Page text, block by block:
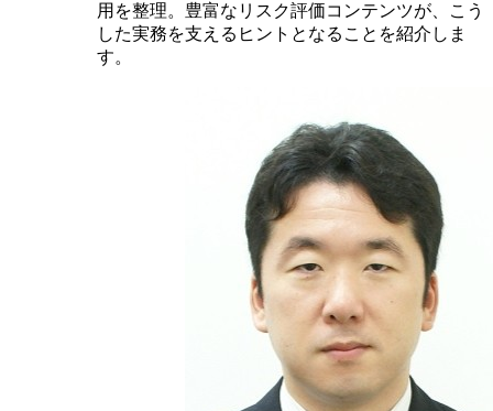
用を整理。豊富なリスク評価コンテンツが、こう
した実務を支えるヒントとなることを紹介しま
す。